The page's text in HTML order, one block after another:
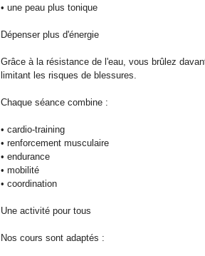
• une peau plus tonique
Dépenser plus d'énergie
Grâce à la résistance de l'eau, vous brûlez
limitant les risques de blessures.
Chaque séance combine :
• cardio-training
• renforcement musculaire
• endurance
• mobilité
• coordination
Une activité pour tous
Nos cours sont adaptés :